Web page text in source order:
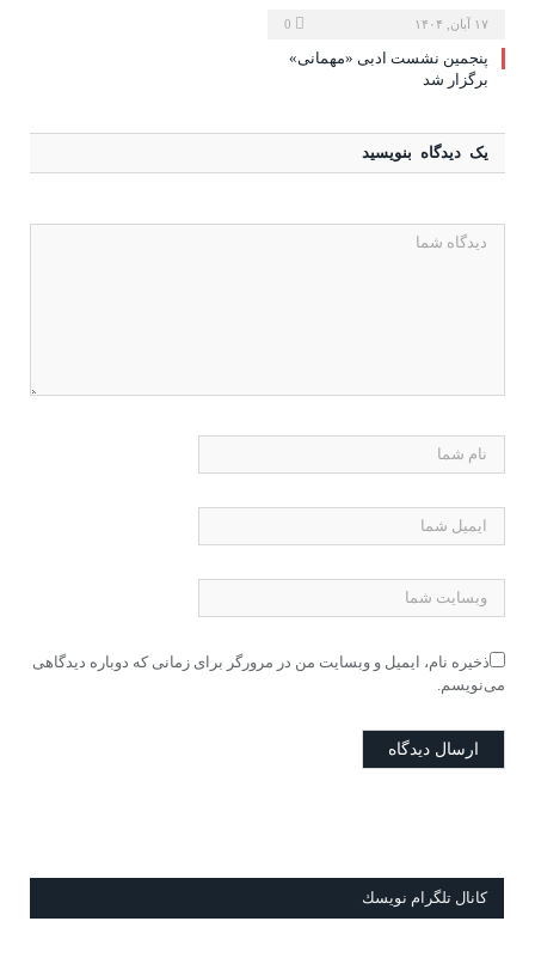
۱۷ آبان, ۱۴۰۴
پنجمین نشست ادبی «مهمانی»
برگزار شد
یک دیدگاه بنویسید
ذخیره نام، ایمیل و وبسایت من در مرورگر برای زمانی که دوباره دیدگاهی
می‌نویسم.
كانال تلگرام نويسك